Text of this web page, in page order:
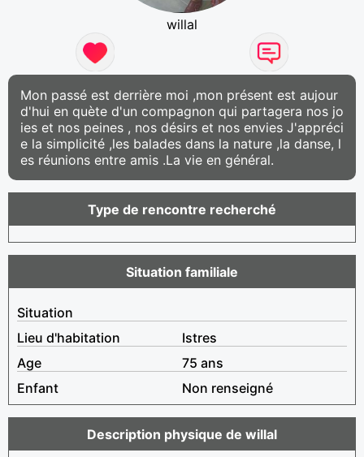
willal
Mon passé est derrière moi ,mon présent est aujour
d'hui en quète d'un compagnon qui partagera nos jo
ies et nos peines , nos désirs et nos envies J'appréci
e la simplicité ,les balades dans la nature ,la danse, l
es réunions entre amis .La vie en général.
Type de rencontre recherché
Situation familiale
Situation
Lieu d'habitation
Istres
Age
75 ans
Enfant
Non renseigné
Description physique de willal